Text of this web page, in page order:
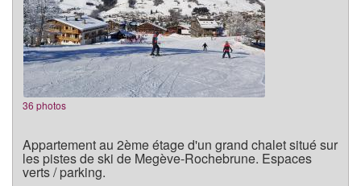
36 photos
Appartement au 2ème étage d'un grand chalet situé sur
les pistes de ski de Megève-Rochebrune. Espaces
verts / parking.